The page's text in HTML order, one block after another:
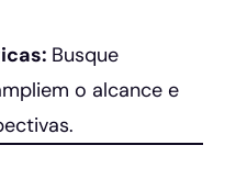
Busque
o alcance e